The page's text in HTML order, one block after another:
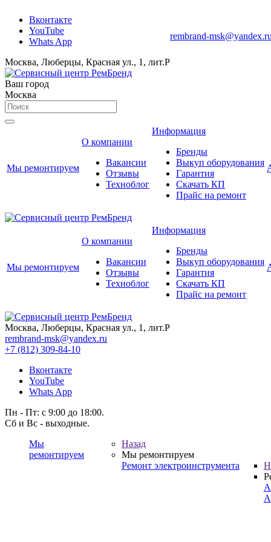
Вконтакте
YouTube
Whats App
Москва, Люберцы, Красная ул., 1, лит.Р
rembrand-
Ваш город
Москва
Мы ремонтируем
О компании
Вакансии
Отзывы
Техноблог
Информация
Бренды
Выкуп оборудования
Гарантия
Скачать КП
Прайс на ремонт
Мы ремонтируем
О компании
Вакансии
Отзывы
Техноблог
Информация
Бренды
Выкуп оборудования
Гарантия
Скачать КП
Прайс на ремонт
Москва, Люберцы, Красная ул., 1, лит.Р
rembrand-msk@yandex.ru
+7 (812) 309-84-10
Вконтакте
YouTube
Whats App
Пн - Пт: с 9:00 до 18:00.
Сб и Вс - выходные.
Мы
ремонтируем
Назад
Мы ремонтируем
Ремонт электроинструмента